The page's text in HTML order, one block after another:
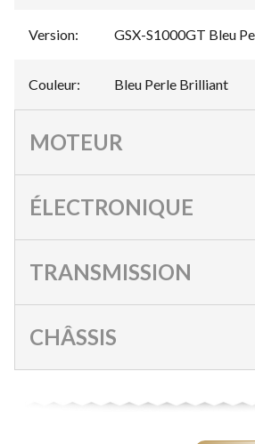
Version: GSX-S1000GT Bleu
Couleur: Bleu Perle Brilliant
MOTEUR
ÉLECTRONIQUE
TRANSMISSION
CHÂSSIS